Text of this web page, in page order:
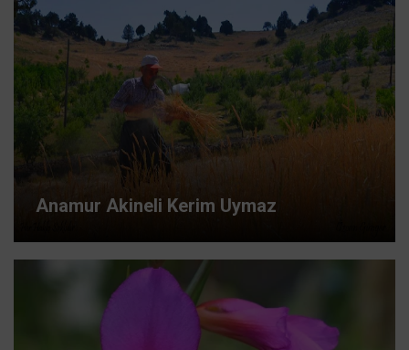
Anamur Akineli Kerim Uymaz